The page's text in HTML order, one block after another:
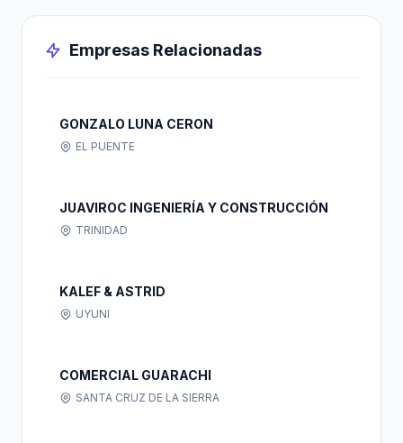
Empresas Relacionadas
GONZALO LUNA CERON
EL PUENTE
JUAVIROC INGENIERÍA Y CONSTRUCCIÓN
TRINIDAD
KALEF & ASTRID
UYUNI
COMERCIAL GUARACHI
SANTA CRUZ DE LA SIERRA